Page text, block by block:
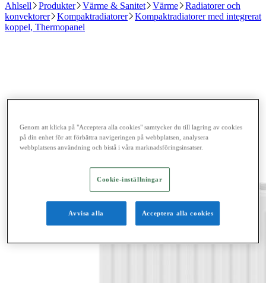
Ahlsell Produkter Värme & Sanitet Värme
Radiatorer och
konvektorer
Kompaktradiatorer
Kompaktradiatorer med integrerat
koppel, Thermopanel
Genom att klicka på "Acceptera alla cookies" samtycker du till lagring av cookies
på din enhet för att förbättra navigeringen på webbplatsen, analysera
webbplatsens användning och bistå i våra marknadsföringsinsatser.
Cookie-inställningar
Avvisa alla Acceptera alla cookies